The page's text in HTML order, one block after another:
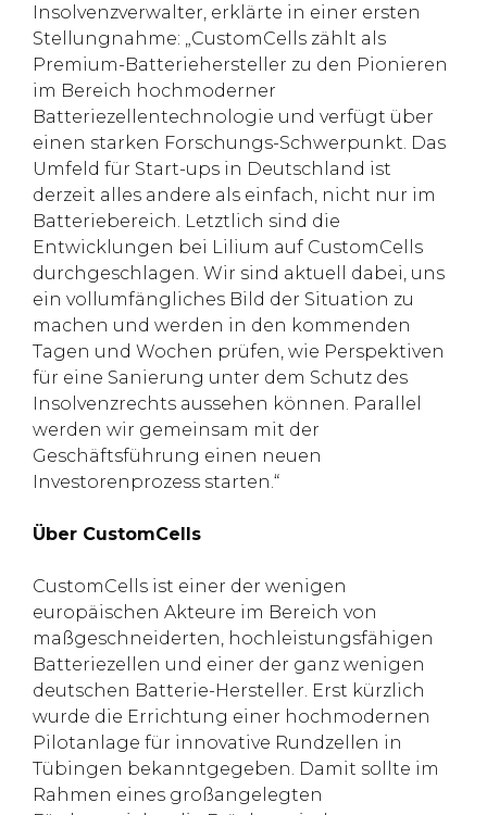
Insolvenzverwalter, erklärte in einer ersten
Stellungnahme: „CustomCells zählt als
Premium-Batteriehersteller zu den Pionieren
im Bereich hochmoderner
Batteriezellentechnologie und verfügt über
einen starken Forschungs-Schwerpunkt. Das
Umfeld für Start-ups in Deutschland ist
derzeit alles andere als einfach, nicht nur im
Batteriebereich. Letztlich sind die
Entwicklungen bei Lilium auf CustomCells
durchgeschlagen. Wir sind aktuell dabei, uns
ein vollumfängliches Bild der Situation zu
machen und werden in den kommenden
Tagen und Wochen prüfen, wie Perspektiven
für eine Sanierung unter dem Schutz des
Insolvenzrechts aussehen können. Parallel
werden wir gemeinsam mit der
Geschäftsführung einen neuen
Investorenprozess starten.“
Über CustomCells
CustomCells ist einer der wenigen
europäischen Akteure im Bereich von
maßgeschneiderten, hochleistungsfähigen
Batteriezellen und einer der ganz wenigen
deutschen Batterie-Hersteller. Erst kürzlich
wurde die Errichtung einer hochmodernen
Pilotanlage für innovative Rundzellen in
Tübingen bekanntgegeben. Damit sollte im
Rahmen eines großangelegten